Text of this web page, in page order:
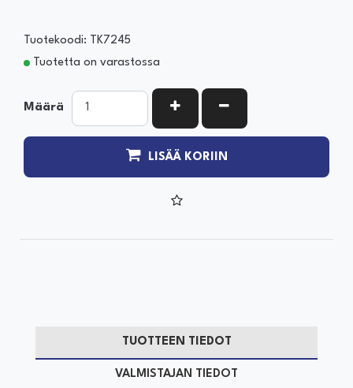
Tuotekoodi: TK7245
Tuotetta on varastossa
Määrä KASVATA MÄÄRÄÄ
VÄHENNÄ MÄÄRÄÄ
LISÄÄ KORIIN
TUOTTEEN TIEDOT
VALMISTAJAN TIEDOT